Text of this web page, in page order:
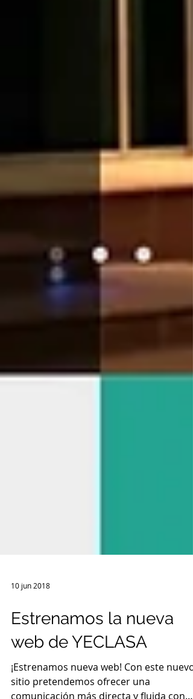
Estrenamos la nueva
web de YECLASA
¡Estrenamos nueva web! Con este nuevo